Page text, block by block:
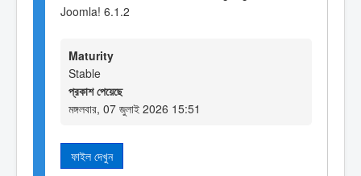
Joomla! 6.1.2
Maturity
Stable
প্রকাশ পেয়েছে
মঙ্গলবার, 07 জুলাই 2026 15:51
ফাইল দেখুন